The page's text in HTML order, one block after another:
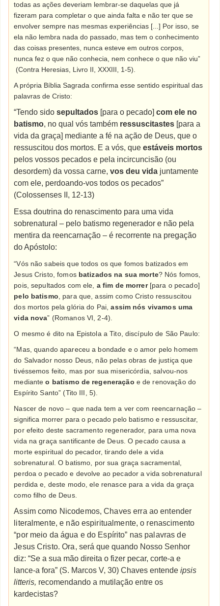
todas as ações deveriam lembrar-se daquelas que já
fizeram para completar o que ainda falta e não ter que se
envolver sempre nas mesmas experiências [...] Por isso, se
ela não lembra nada do passado, mas tem o conhecimento
das coisas presentes, nunca esteve em outros corpos,
nunca fez o que não conhecia, nem conhece o que não viu”
(Contra Heresias, Livro II, XXXIII, 1-5).
A própria Bíblia Sagrada confirma esse sentido espiritual das
palavras de Cristo:
“Tendo sido sepultados [para o pecado]com ele no
batismo, no qual vós também ressuscitastes [para a
vida da graça] mediante a fé na ação de Deus, que o
ressuscitou dos mortos. E a vós, queestáveis mortos
pelos vossos pecados e pela incircuncisão (ou
desordem) da vossa carne,vos deu vida juntamente
com ele, perdoando-vos todos os pecados”
(Colossenses II, 12-13)
Essa doutrina do renascimento para uma vida
sobrenatural – pelo batismo regenerador e não pela
mentira da reencarnação – é recorrente na pregação
do Apóstolo:
“Vós não sabeis que todos os que fomos batizados em
Jesus Cristo, fomos batizados na sua morte? Nós fomos,
pois, sepultados com ele, a fim de morrer[para o pecado]
pelo batismo, para que, assim como Cristo ressuscitou
dos mortos pela glória do Pai,assim nós vivamos uma
vida nova” (Romanos VI, 2-4).
O mesmo é dito na Epistola a Tito, discípulo de São Paulo:
“Mas, quando apareceu a bondade e o amor pelo homem
do Salvador nosso Deus, não pelas obras de justiça que
tivéssemos feito, mas por sua misericórdia, salvou-nos
medianteo batismo de regeneração e de renovação do
Espírito Santo” (Tito III, 5).
Nascer de novo – que nada tem a ver com reencarnação –
significa morrer para o pecado pelo batismo e ressuscitar,
por efeito deste sacramento regenerador, para uma nova
vida na graça santificante de Deus. O pecado causa a
morte espiritual do pecador, tirando dele a vida
sobrenatural. O batismo, por sua graça sacramental,
perdoa o pecado e devolve ao pecador a vida sobrenatural
perdida e, deste modo, ele renasce para a vida da graça
como filho de Deus.
Assim como Nicodemos, Chaves erra ao entender
literalmente, e não espiritualmente, o renascimento
“por meio da água e do Espírito” nas palavras de
Jesus Cristo. Ora, será que quando Nosso Senhor
diz: “Se a sua mão direita o fizer pecar, corte-a e
lance-a fora” (S. Marcos V, 30) Chaves entendeipsis
litteris, recomendando a mutilação entre os
kardecistas?